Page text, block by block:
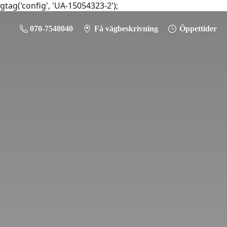
gtag('config', 'UA-15054323-2');
070-7548040 Få vägbeskrivning Öppettider